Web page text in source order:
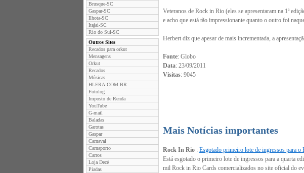
Brusque-SC
Gaspar-SC
Ilhota-SC
Itajaí-SC
Rio do Sul-SC
Outros Sites
Recados para orkut
Mensagens
Orkut
Recados
Músicas
HLERA.COM.BR
Fotolog
Imposto de Renda
YouTube
G-mail
Baladas
Garotas
Gaspar
Carnaval
Carnaporto
Carros
Loja Decé
Piadas
Veteranos de Rock in Rio (eles se apresentaram na 1ª
e acho que está tão impressionante quanto o outro foi
Herbert diz que apesar de mais incrementada, a
Fonte: Globo
Data: 23/09/2011
Visitas: 9045
Mais Notícias importantes
Rock In Rio : Esgotado primeiro lote de ingressos para
Está esgotado o primeiro lote de ingressos para a quarta
mil Rock in Rio Cards comercializados no site oficial do